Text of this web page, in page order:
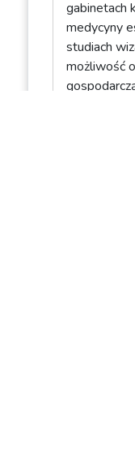
gabinetach
medycyny
studiach
możliwość